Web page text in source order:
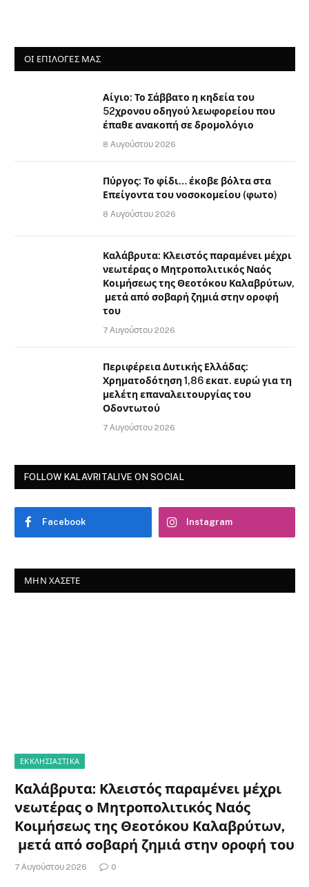
ΟΙ ΕΠΙΛΟΓΈΣ ΜΑΣ
Αίγιο: Το Σάββατο η κηδεία του
52χρονου οδηγού λεωφορείου που
έπαθε ανακοπή σε δρομολόγιο
8 Αυγούστου 2026
Πύργος: Το φίδι… έκοβε βόλτα στα
Επείγοντα του νοσοκομείου (φωτο)
8 Αυγούστου 2026
Καλάβρυτα: Κλειστός παραμένει μέχρι
νεωτέρας ο Μητροπολιτικός Ναός
Κοιμήσεως της Θεοτόκου Καλαβρύτων,
μετά από σοβαρή ζημιά στην οροφή
του
7 Αυγούστου 2026
Περιφέρεια Δυτικής Ελλάδας:
Χρηματοδότηση 1,86 εκατ. ευρώ για τη
μελέτη επαναλειτουργίας του
Οδοντωτού
7 Αυγούστου 2026
FOLLOW KALAVRITALIVE ON SOCIAL
Facebook Instagram
ΜΗΝ ΧΆΣΕΤΕ
ΕΚΚΛΗΣΙΑΣΤΙΚΑ
Καλάβρυτα: Κλειστός παραμένει μέχρι
νεωτέρας ο Μητροπολιτικός Ναός
Κοιμήσεως της Θεοτόκου Καλαβρύτων,
μετά από σοβαρή ζημιά στην οροφή του
7 Αυγούστου 2026 0